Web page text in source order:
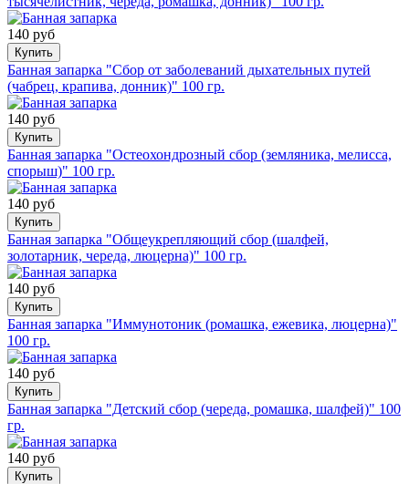
140 руб
Купить
Банная запарка "Сбор от заболеваний дыхательных путей
(чабрец, крапива, донник)" 100 гр.
140 руб
Купить
Банная запарка "Остеохондрозный сбор (земляника, мелисса,
спорыш)" 100 гр.
140 руб
Купить
Банная запарка "Общеукрепляющий сбор (шалфей,
золотарник, череда, люцерна)" 100 гр.
140 руб
Купить
Банная запарка "Иммунотоник (ромашка, ежевика, люцерна)"
100 гр.
140 руб
Купить
Банная запарка "Детский сбор (череда, ромашка, шалфей)" 100
гр.
140 руб
Купить